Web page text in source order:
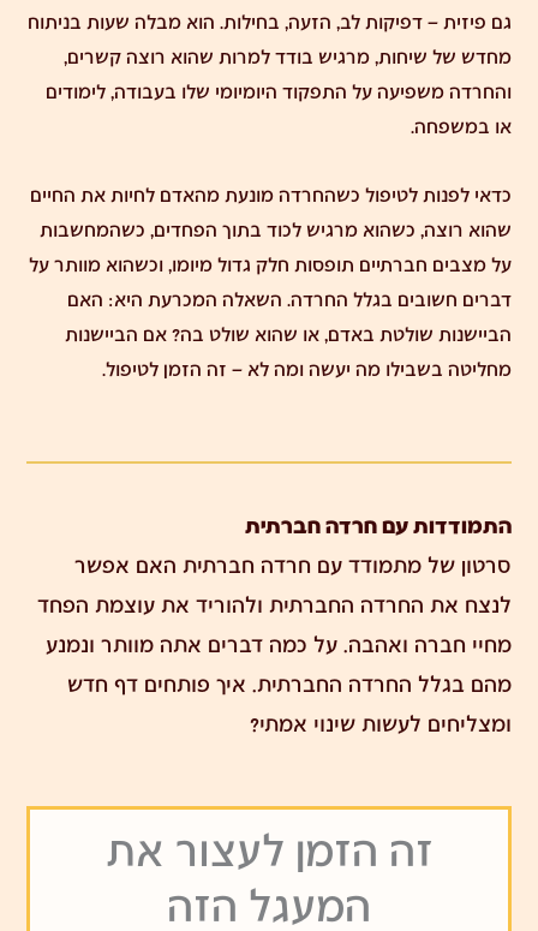
גם פיזית – דפיקות לב, הזעה, בחילות. הוא מבלה שעות בניתוח
מחדש של שיחות, מרגיש בודד למרות שהוא רוצה קשרים,
והחרדה משפיעה על התפקוד היומיומי שלו בעבודה, לימודים
או במשפחה.
כדאי לפנות לטיפול כשהחרדה מונעת מהאדם לחיות את החיים
שהוא רוצה, כשהוא מרגיש לכוד בתוך הפחדים, כשהמחשבות
על מצבים חברתיים תופסות חלק גדול מיומו, וכשהוא מוותר על
דברים חשובים בגלל החרדה. השאלה המכרעת היא: האם
הביישנות שולטת באדם, או שהוא שולט בה? אם הביישנות
מחליטה בשבילו מה יעשה ומה לא – זה הזמן לטיפול.
התמודדות עם חרדה חברתית
סרטון של מתמודד עם חרדה חברתית האם אפשר
לנצח את החרדה החברתית ולהוריד את עוצמת הפחד
מחיי חברה ואהבה. על כמה דברים אתה מוותר ונמנע
מהם בגלל החרדה החברתית. איך פותחים דף חדש
ומצליחים לעשות שינוי אמתי?
זה הזמן לעצור את
המעגל הזה